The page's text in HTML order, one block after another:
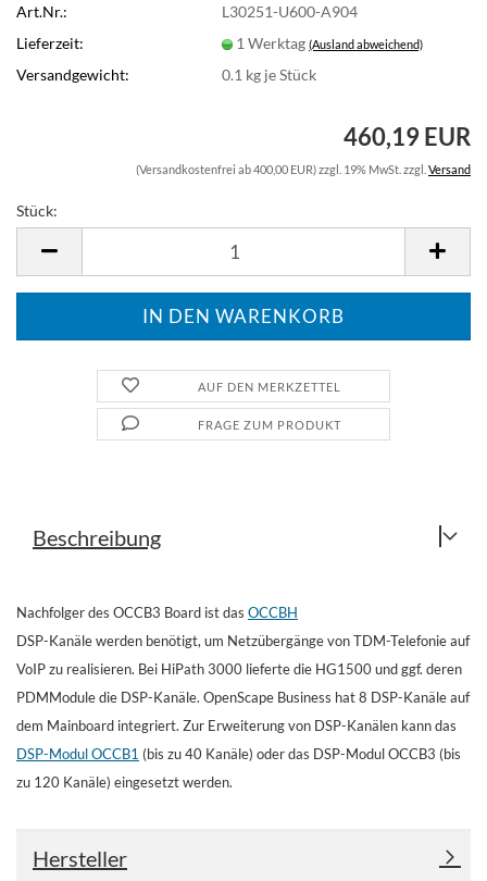
Art.Nr.:
L30251-U600-A904
Lieferzeit:
1 Werktag(Ausland abweichend)
Versandgewicht: 0.1 kg je Stück
460,19 EUR
(Versandkostenfrei ab 400,00 EUR) zzgl. 19% MwSt. zzgl. Versand
Stück:
AUF DEN MERKZETTEL
FRAGE ZUM PRODUKT
Beschreibung
Nachfolger des OCCB3 Board ist das OCCBH
DSP-Kanäle werden benötigt, um Netzübergänge von TDM-Telefonie auf
VoIP zu realisieren. Bei HiPath 3000 lieferte die HG1500 und ggf. deren
PDMModule die DSP-Kanäle. OpenScape Business hat 8 DSP-Kanäle auf
dem Mainboard integriert. Zur Erweiterung von DSP-Kanälen kann das
DSP-Modul OCCB1 (bis zu 40 Kanäle) oder das DSP-Modul OCCB3 (bis
zu 120 Kanäle) eingesetzt werden.
Hersteller